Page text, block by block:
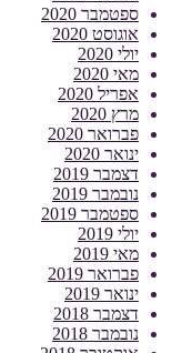
ספטמבר 2020
אוגוסט 2020
יולי 2020
מאי 2020
אפריל 2020
מרץ 2020
פברואר 2020
ינואר 2020
דצמבר 2019
נובמבר 2019
ספטמבר 2019
יולי 2019
מאי 2019
פברואר 2019
ינואר 2019
דצמבר 2018
נובמבר 2018